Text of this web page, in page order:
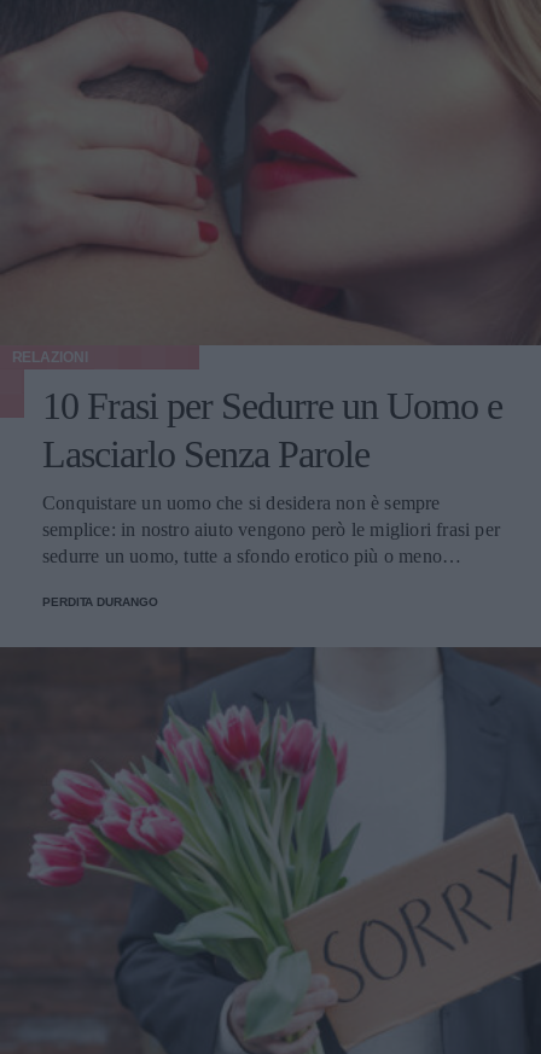
RELAZIONI
10 Frasi per Sedurre un Uomo e
Lasciarlo Senza Parole
Conquistare un uomo che si desidera non è sempre
semplice: in nostro aiuto vengono però le migliori frasi per
sedurre un uomo, tutte a sfondo erotico più o meno
PERDITA DURANGO